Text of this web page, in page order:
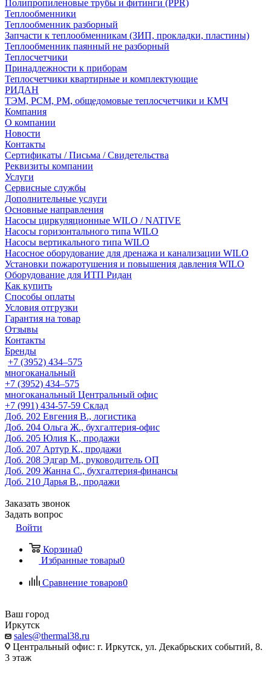
Полипропиленовые трубы и фитинги (PPR)
Теплообменники
Теплообменник разборный
Запчасти к теплообменникам (ЗИП, прокладки, пластины)
Теплообменник паянный не разборный
Теплосчетчики
Принадлежности к приборам
Теплосчетчики квартирные и комплектующие
РИДАН
ТЭМ, РСМ, РМ, общедомовые теплосчетчики и КМЧ
Компания
О компании
Новости
Контакты
Сертификаты / Письма / Свидетельства
Реквизиты компании
Услуги
Сервисные службы
Дополнительные услуги
Основные направления
Насосы циркуляционные WILO / NATIVE
Насосы горизонтального типа WILO
Насосы вертикального типа WILO
Насосное оборудование для дренажа и канализации WILO
Установки пожаротушения и повышения давления WILO
Оборудование для ИТП Ридан
Как купить
Способы оплаты
Условия отгрузки
Гарантия на товар
Отзывы
Контакты
Бренды
+7 (3952) 434‒575
многоканальный
+7 (3952) 434‒575
многоканальный Центральный офис
‎+7 (991) 434-57-59 Склад
Доб. 202 Евгения В., логистика
Доб. 204 Ольга Ж., бухгалтерия-офис
Доб. 205 Юлия К., продажи
Доб. 207 Артур К., продажи
Доб. 208 Эдгар М., руководитель ОП
Доб. 209 Жанна С., бухгалтерия-финансы
Доб. 210 Дарья В., продажи
Заказать звонок
Задать вопрос
Войти
Корзина0
Избранные товары0
Сравнение товаров0
Ваш город
Иркутск
sales@thermal38.ru
Центральный офис: г. Иркутск, ул. Декабрьских событий, 8.
3 этаж